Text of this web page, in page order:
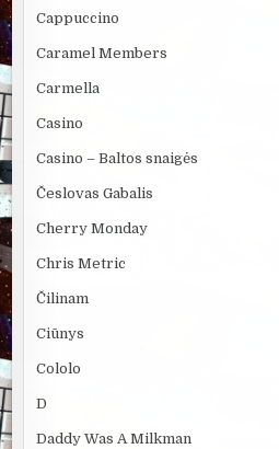
Cappuccino
Caramel Members
Carmella
Casino
Casino – Baltos snaigės
Česlovas Gabalis
Cherry Monday
Chris Metric
Čilinam
Ciūnys
Cololo
D
Daddy Was A Milkman